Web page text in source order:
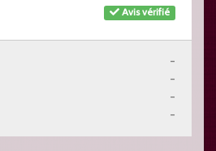
Avis vérifié
-
-
-
-